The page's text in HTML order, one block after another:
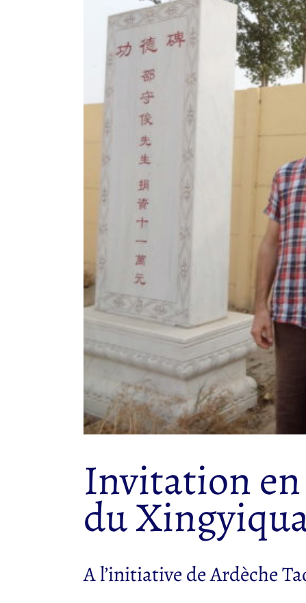
Invitation
du
A l’initiative de Ardèche